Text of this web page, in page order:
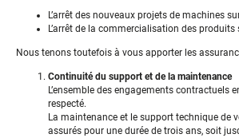
L’arrêt des nouveaux projets de machines
L’arrêt de la commercialisation des
Nous tenons toutefois à vous apporter les
Continuité du support et de la maintenance
L’ensemble des engagements contractuels
respecté.
La maintenance et le support technique de
assurés pour une durée de trois ans, soit